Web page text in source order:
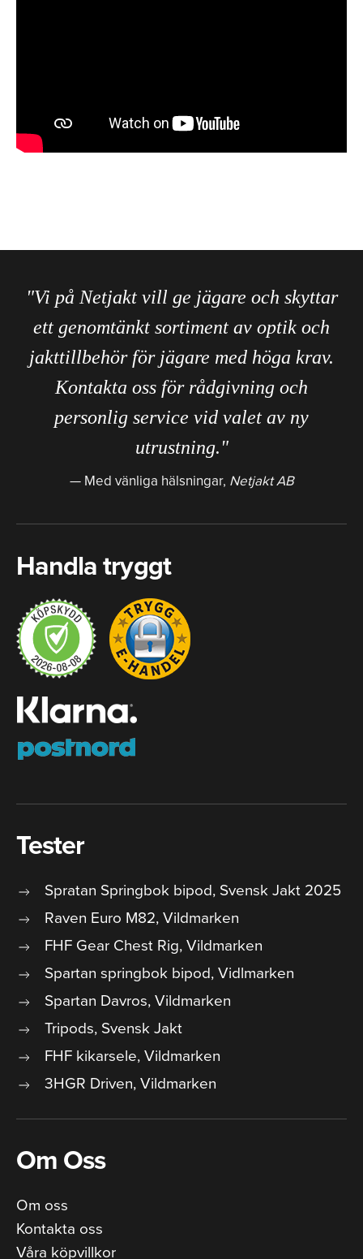
"Vi på Netjakt vill ge jägare och skyttar
ett genomtänkt sortiment av optik och
jakttillbehör för jägare med höga krav.
Kontakta oss för rådgivning och
personlig service vid valet av ny
utrustning."
Med vänliga hälsningar, Netjakt AB
Handla tryggt
Tester
Spratan Springbok bipod, Svensk Jakt 2025
Raven Euro M82, Vildmarken
FHF Gear Chest Rig, Vildmarken
Spartan springbok bipod, Vidlmarken
Spartan Davros, Vildmarken
Tripods, Svensk Jakt
FHF kikarsele, Vildmarken
3HGR Driven, Vildmarken
Om Oss
Om oss
Kontakta oss
Våra köpvillkor